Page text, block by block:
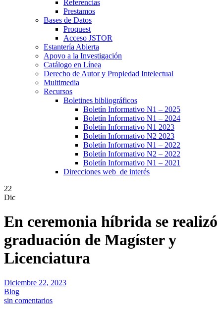
Referencias
Prestamos
Bases de Datos
Proquest
Acceso JSTOR
Estantería Abierta
Apoyo a la Investigación
Catálogo en Línea
Derecho de Autor y Propiedad Intelectual
Multimedia
Recursos
Boletines bibliográficos
Boletín Informativo N1 – 2025
Boletín Informativo N1 – 2024
Boletín Informativo N1 2023
Boletín Informativo N2 2023
Boletín Informativo N1 – 2022
Boletín Informativo N2 – 2022
Boletín Informativo N1 – 2021
Direcciones web de interés
22
Dic
En ceremonia híbrida se realizó
graduación de Magíster y
Licenciatura
Diciembre 22, 2023
Blog
sin comentarios